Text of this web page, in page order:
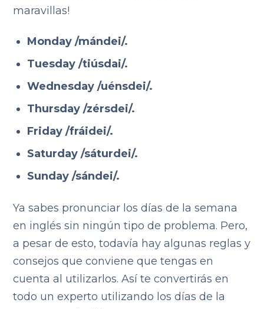
maravillas!
Monday /mándei/.
Tuesday /tiúsdai/.
Wednesday /uénsdei/.
Thursday /zérsdei/.
Friday /fráidei/.
Saturday /sáturdei/.
Sunday /sándei/.
Ya sabes pronunciar los días de la semana
en inglés sin ningún tipo de problema. Pero,
a pesar de esto, todavía hay algunas reglas y
consejos que conviene que tengas en
cuenta al utilizarlos. Así te convertirás en
todo un experto utilizando los días de la